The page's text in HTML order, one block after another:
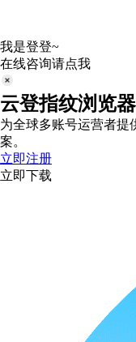
我是登登~
在线咨询请点我
云登指纹浏览器
为全球多账号运营者提
案。
立即注册
立即下载